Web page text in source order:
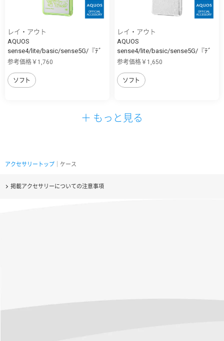
レイ・アウト
AQUOS
sense4/lite/basic/sense5G/『ﾃﾞ
ｨ...
参考価格￥1,760
ソフト
レイ・アウト
AQUOS
sense4/lite/basic/sense5G/『ﾃﾞ
ｨ...
参考価格￥1,650
ソフト
＋ もっと見る
アクセサリートップ ｜ケース
掲載アクセサリーについての注意事項